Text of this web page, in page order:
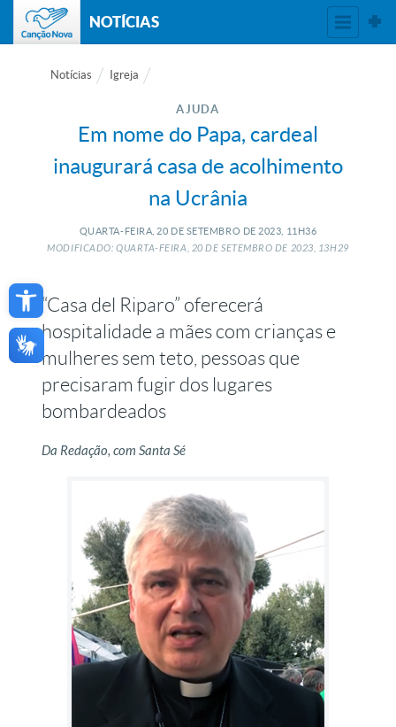
Open toolbar
NOTÍCIAS
Notícias Igreja
AJUDA
Em nome do Papa, cardeal
inaugurará casa de acolhimento
na Ucrânia
QUARTA-FEIRA, 20 DE SETEMBRO DE 2023, 11H36
MODIFICADO: QUARTA-FEIRA, 20 DE SETEMBRO DE 2023, 13H29
“Casa del Riparo” oferecerá
hospitalidade a mães com crianças e
mulheres sem teto, pessoas que
precisaram fugir dos lugares
bombardeados
Da Redação, com Santa Sé